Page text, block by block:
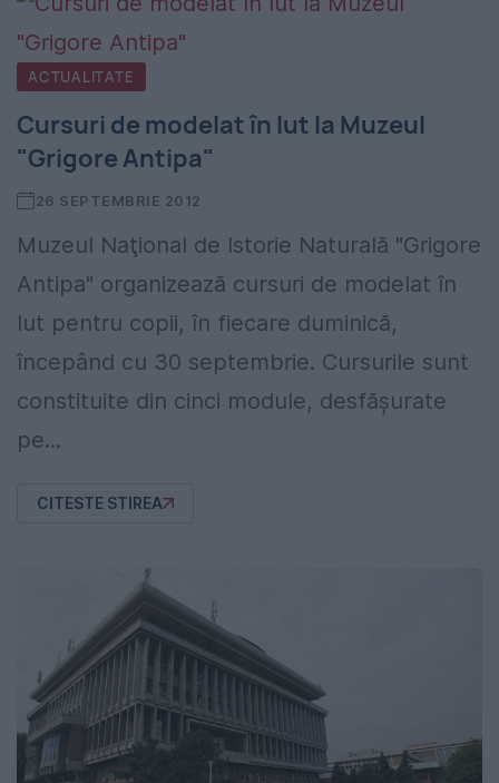
ACTUALITATE
Cursuri de modelat în lut la Muzeul
"Grigore Antipa"
26 SEPTEMBRIE 2012
Muzeul Naţional de Istorie Naturală "Grigore
Antipa" organizează cursuri de modelat în
lut pentru copii, în fiecare duminică,
începând cu 30 septembrie. Cursurile sunt
constituite din cinci module, desfăşurate
pe...
CITESTE STIREA